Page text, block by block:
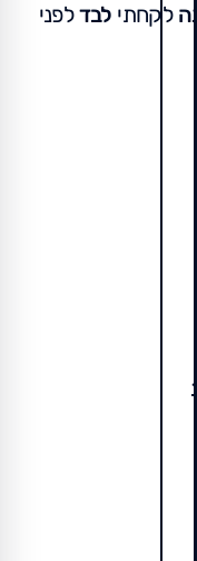
לקחתי לבדלפני